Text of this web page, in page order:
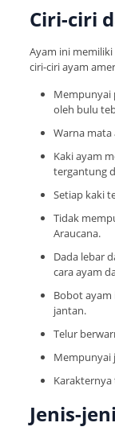
Ciri-ciri
Ayam ini
ciri-ciri ayam
Mempunyai
oleh bulu
Warna mata
Kaki ayam
tergantung
Setiap kaki
Tidak
Araucana.
Dada lebar
cara ayam
Bobot ayam
jantan.
Telur
Mempunyai
Jenis-